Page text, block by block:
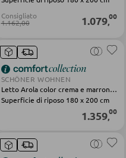
Consigliato
1.162,00 1.079,00
SCHÖNER WOHNEN
Letto Arola color crema e marrone, in legno e tessuto
Superficie di riposo 180 x 200 cm
1.359,00